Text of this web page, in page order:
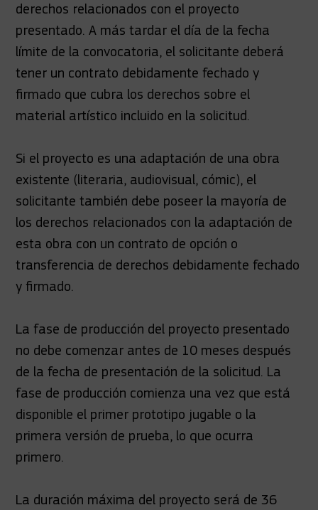
derechos relacionados con el proyecto
presentado. A más tardar el día de la fecha
límite de la convocatoria, el solicitante deberá
tener un contrato debidamente fechado y
firmado que cubra los derechos sobre el
material artístico incluido en la solicitud.
Si el proyecto es una adaptación de una obra
existente (literaria, audiovisual, cómic), el
solicitante también debe poseer la mayoría de
los derechos relacionados con la adaptación de
esta obra con un contrato de opción o
transferencia de derechos debidamente fechado
y firmado.
La fase de producción del proyecto presentado
no debe comenzar antes de 10 meses después
de la fecha de presentación de la solicitud. La
fase de producción comienza una vez que está
disponible el primer prototipo jugable o la
primera versión de prueba, lo que ocurra
primero.
La duración máxima del proyecto será de 36